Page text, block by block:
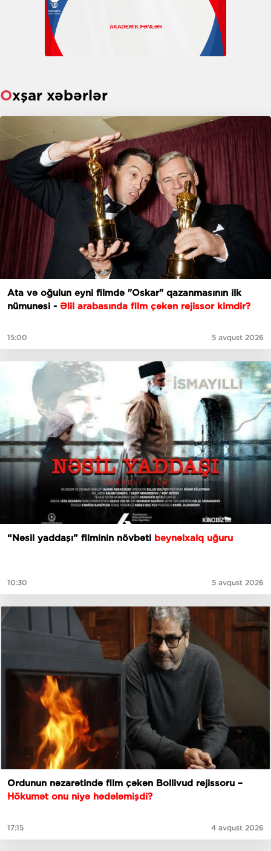
Oxşar xəbərlər
Ata və oğulun eyni filmdə "Oskar" qazanmasının ilk
nümunəsi - Əlil arabasında film çəkən rejissor kimdir?
15:00 5 avqust 2026
“Nəsil yaddaşı” filminin növbəti beynəlxalq uğuru
10:30 5 avqust 2026
Ordunun nəzarətində film çəkən Bollivud rejissoru –
Hökumət onu niyə hədələmişdi?
17:15 4 avqust 2026